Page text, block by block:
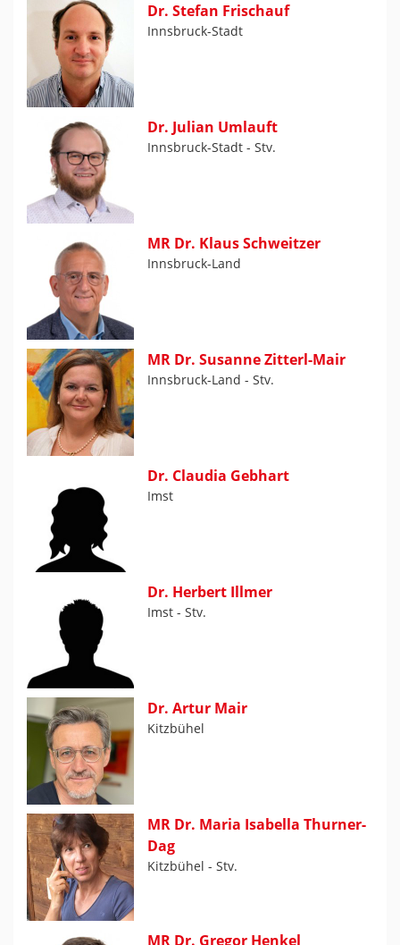
Dr. Stefan Frischauf
Innsbruck-Stadt
Dr. Julian Umlauft
Innsbruck-Stadt - Stv.
MR Dr. Klaus Schweitzer
Innsbruck-Land
MR Dr. Susanne Zitterl-Mair
Innsbruck-Land - Stv.
Dr. Claudia Gebhart
Imst
Dr. Herbert Illmer
Imst - Stv.
Dr. Artur Mair
Kitzbühel
MR Dr. Maria Isabella Thurner-
Dag
Kitzbühel - Stv.
MR Dr. Gregor Henkel